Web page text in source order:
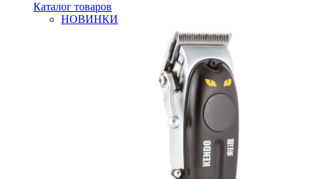
Каталог товаров
НОВИНКИ